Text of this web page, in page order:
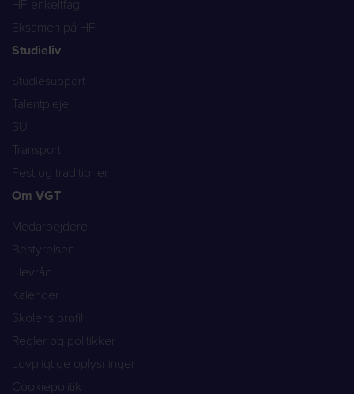
HF enkeltfag
Eksamen på HF
Studieliv
Studiesupport
Talentpleje
SU
Transport
Fest og traditioner
Om VGT
Medarbejdere
Bestyrelsen
Elevråd
Kalender
Skolens profil
Regler og politikker
Lovpligtige oplysninger
Cookiepolitik